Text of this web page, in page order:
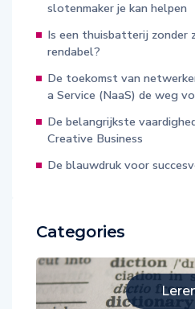
Is een thuisbatterij zonder
rendabel?
a Service (NaaS) de weg
De belangrijkste
Creative Business